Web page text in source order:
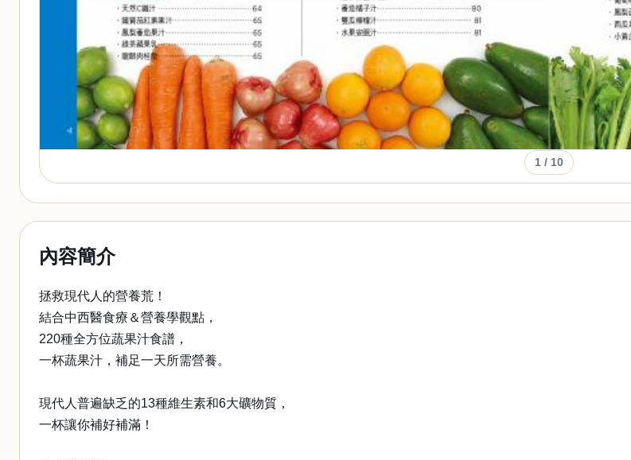
1 / 10
內容簡介
拯救現代人的營養荒！
結合中西醫食療＆營養學觀點，
220種全方位蔬果汁食譜，
一杯蔬果汁，補足一天所需營養。
現代人普遍缺乏的13種維生素和6大礦物質，
一杯讓你補好補滿！